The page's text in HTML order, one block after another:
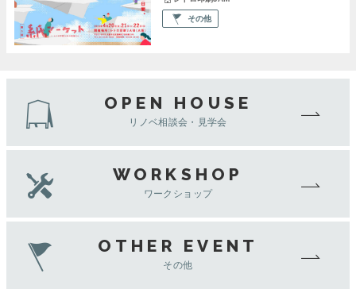
その他
OPEN HOUSE
リノベ相談会・見学会
WORKSHOP
ワークショップ
OTHER EVENT
その他